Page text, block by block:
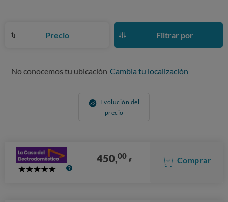
Precio Filtrar por
No conocemos tu ubicación Cambia tu localización
Evolución del
precio
5
450,00 € Comprar